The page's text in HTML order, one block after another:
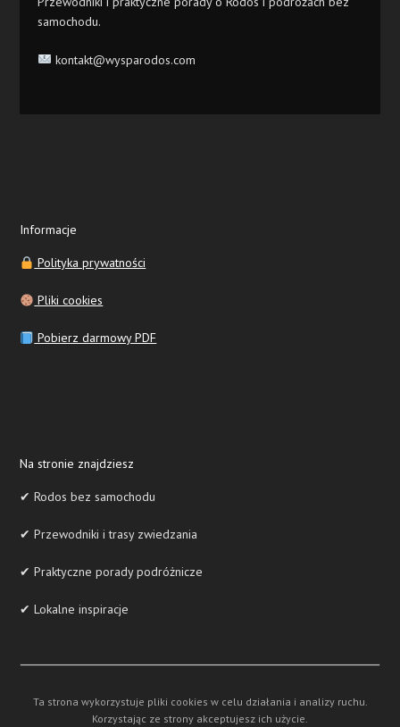
samochodu.
kontakt@wysparodos.com
Informacje
Polityka prywatności
Pliki cookies
Pobierz darmowy PDF
Na stronie znajdziesz
✔ Rodos bez samochodu
✔ Przewodniki i trasy zwiedzania
✔ Praktyczne porady podróżnicze
✔ Lokalne inspiracje
Ta strona wykorzystuje pliki cookies w celu działania i analizy ruchu.
Korzystając ze strony akceptujesz ich użycie.